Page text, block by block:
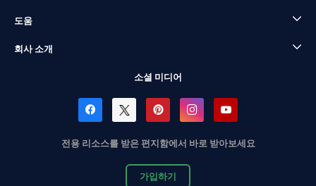
도움
회사 소개
소셜 미디어
전용 리소스를 받은 편지함에서 바로 받아보세요
가입하기